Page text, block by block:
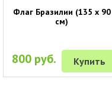
Флаг Бразилии (135 х 90
см)
800 руб. Купить